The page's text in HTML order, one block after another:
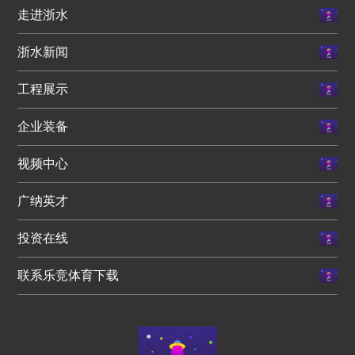
走进浙水
浙水新闻
工程展示
企业装备
视频中心
广纳英才
投资在线
联系乐竞体育下载